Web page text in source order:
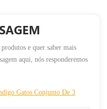
produtos e quer saber mais
aqui, nós responderemos
Gatos Conjunto De 3